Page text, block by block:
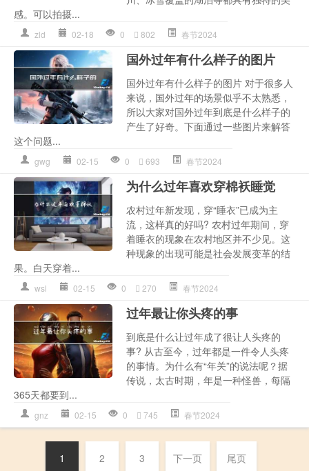
感。可以拍摄...
zld 02-18 0 802 春节2024
国外过年有什么样子的图片
国外过年有什么样子的图片 对于很多人
来说，国外过年的场景似乎不太熟悉，
所以大家对国外过年到底是什么样子的
产生了好奇。下面通过一些图片来解答
这个问题...
gwg 02-15 0 693 春节2024
为什么过年喜欢穿棉袄睡觉
农村过年新发现，穿“睡衣”已成为主
流，这样真的好吗? 农村过年期间，穿
着睡衣的现象在农村地区并不少见。这
种现象的出现可能是社会发展变革的结
果。白天穿着...
wsl 02-15 0 270 春节2024
过年最让你头疼的事
到底是什么让过年成了很让人头疼的
事? 从古至今，过年都是一件令人头疼
的事情。为什么有“年关”的说法呢？据
传说，太古时期，年是一种怪兽，每隔
365天都要到...
gnz 02-15 0 745 春节2024
1 2 3 下一页 尾页